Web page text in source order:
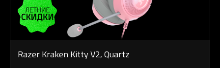
Razer Kraken Kitty V2, Quartz